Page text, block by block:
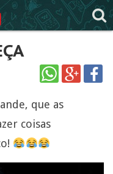
que as
coisas